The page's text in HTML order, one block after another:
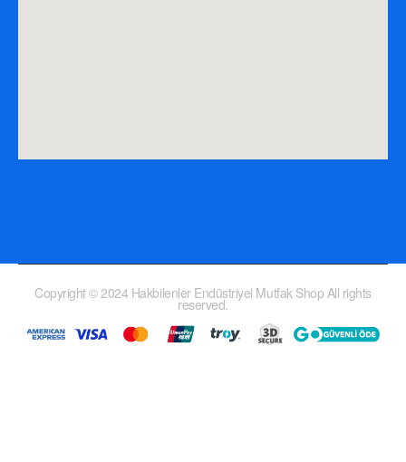
Copyright © 2024 Hakbilenler Endüstriyel Mutfak Shop All rights
reserved.